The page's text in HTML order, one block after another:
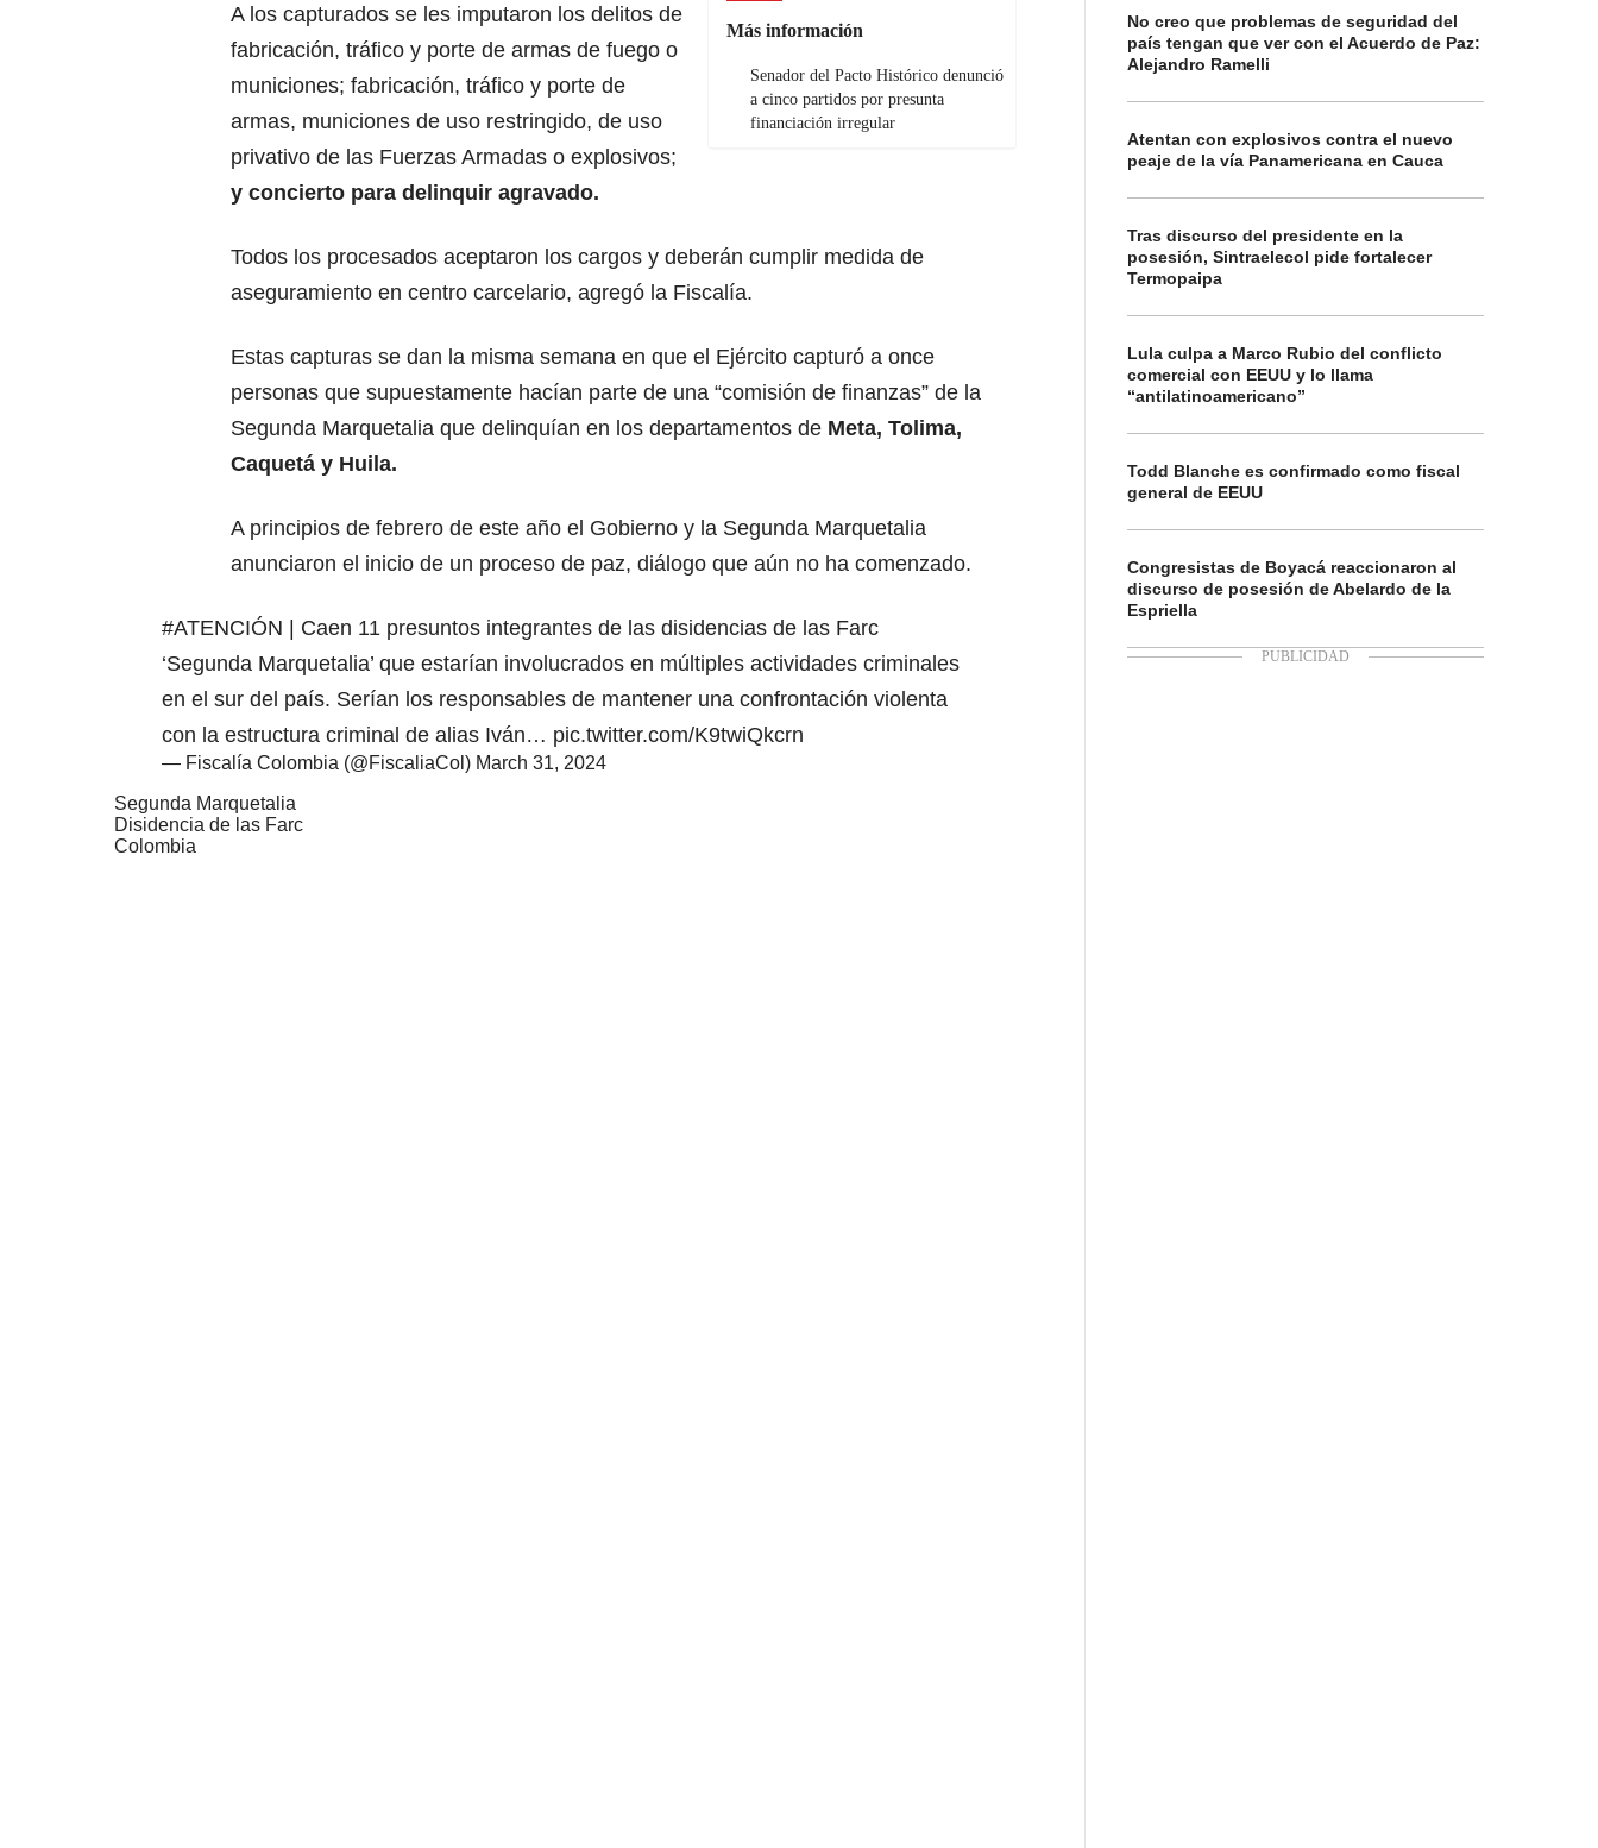
Más información
Senador del Pacto Histórico denunció
a cinco partidos por presunta
financiación irregular
A los capturados se les imputaron los delitos de
fabricación, tráfico y porte de armas de fuego o
municiones; fabricación, tráfico y porte de
armas, municiones de uso restringido, de uso
privativo de las Fuerzas Armadas o explosivos;
y concierto para delinquir agravado.
Todos los procesados aceptaron los cargos y deberán cumplir medida de
aseguramiento en centro carcelario, agregó la Fiscalía.
Estas capturas se dan la misma semana en que el Ejército capturó a once
personas que supuestamente hacían parte de una “comisión de finanzas” de la
Segunda Marquetalia que delinquían en los departamentos de Meta, Tolima,
Caquetá y Huila.
A principios de febrero de este año el Gobierno y la Segunda Marquetalia
anunciaron el inicio de un proceso de paz, diálogo que aún no ha comenzado.
#ATENCIÓN | Caen 11 presuntos integrantes de las disidencias de las Farc
‘Segunda Marquetalia’ que estarían involucrados en múltiples actividades criminales
en el sur del país. Serían los responsables de mantener una confrontación violenta
con la estructura criminal de alias Iván… pic.twitter.com/K9twiQkcrn
— Fiscalía Colombia (@FiscaliaCol) March 31, 2024
Segunda Marquetalia
Disidencia de las Farc
Colombia
No creo que problemas de seguridad del
país tengan que ver con el Acuerdo de Paz:
Alejandro Ramelli
Atentan con explosivos contra el nuevo
peaje de la vía Panamericana en Cauca
Tras discurso del presidente en la
posesión, Sintraelecol pide fortalecer
Termopaipa
Lula culpa a Marco Rubio del conflicto
comercial con EEUU y lo llama
“antilatinoamericano”
Todd Blanche es confirmado como fiscal
general de EEUU
Congresistas de Boyacá reaccionaron al
discurso de posesión de Abelardo de la
Espriella